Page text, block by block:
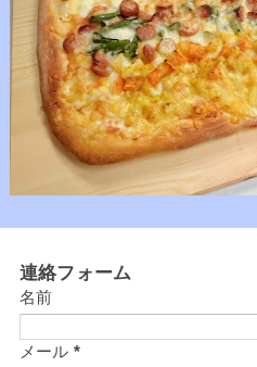
連絡フォーム
名前
メール *